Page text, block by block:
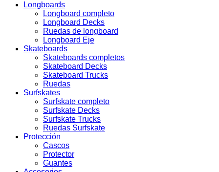
Longboards
Longboard completo
Longboard Decks
Ruedas de longboard
Longboard Eje
Skateboards
Skateboards completos
Skateboard Decks
Skateboard Trucks
Ruedas
Surfskates
Surfskate completo
Surfskate Decks
Surfskate Trucks
Ruedas Surfskate
Protección
Cascos
Protector
Guantes